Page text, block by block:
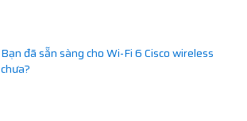
Bạn đã sẵn sàng cho Wi-Fi 6 Cisco wireless
chưa?